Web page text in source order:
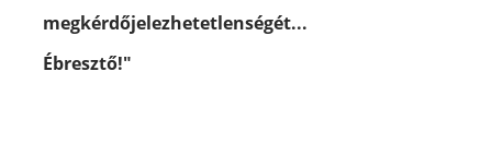
megkérdőjelezhetetlenségét...
Ébresztő!"